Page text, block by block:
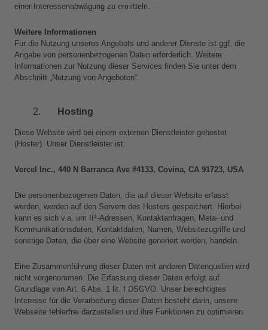
einer Interessenabwägung zu ermitteln.
Weitere Informationen
Für die Nutzung unseres Angebots und anderer Dienste ist ggf. die
Angabe von personenbezogenen Daten erforderlich. Weitere
Informationen zur Nutzung dieser Services finden Sie unter dem
Abschnitt „Nutzung von Angeboten“.
Hosting
Diese Website wird bei einem externen Dienstleister gehostet
(Hoster). Unser Dienstleister ist:
Vercel Inc., 440 N Barranca Ave #4133, Covina, CA 91723, USA
Die personenbezogenen Daten, die auf dieser Website erfasst
werden, werden auf den Servern des Hosters gespeichert. Hierbei
kann es sich v.a. um IP-Adressen, Kontaktanfragen, Meta- und
Kommunikationsdaten, Kontaktdaten, Namen, Websitezugriffe und
sonstige Daten, die über eine Website generiert werden, handeln.
Eine Zusammenführung dieser Daten mit anderen Datenquellen wird
nicht vorgenommen. Die Erfassung dieser Daten erfolgt auf
Grundlage von Art. 6 Abs. 1 lit. f DSGVO. Unser berechtigtes
Interesse für die Verarbeitung dieser Daten besteht darin, unsere
Webseite fehlerfrei darzustellen und ihre Funktionen zu optimieren.